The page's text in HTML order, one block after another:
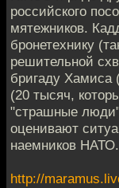
российского
мятежников.
бронетехнику
решительной
бригаду Хамиса
(20 тысяч,
"страшные
оценивают
наемников НАТО.
http://